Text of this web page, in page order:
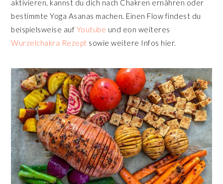
aktivieren, kannst du dich nach Chakren ernähren oder
bestimmte Yoga Asanas machen. Einen Flow findest du
beispielsweise auf Youtube und eon weiteres
Wurzelchakra Rezept sowie weitere Infos hier.